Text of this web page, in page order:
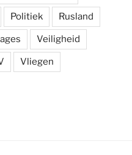
Politiek Rusland
Veiligheid
Vliegen